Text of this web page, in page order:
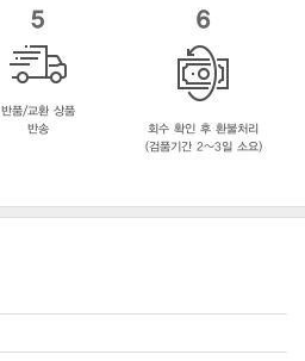
5
반품/교환 상품
반송
6
회수 확인 후 환불처리
(검품기간 2~3일 소요)